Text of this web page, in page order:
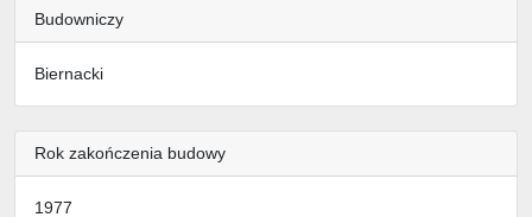
Budowniczy
Biernacki
Rok zakończenia budowy
1977